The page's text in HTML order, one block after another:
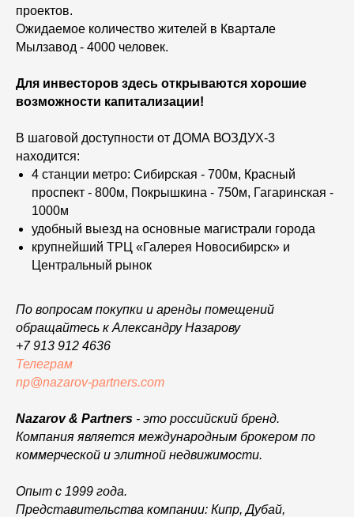
проектов.
Ожидаемое количество жителей в Квартале
Мылзавод - 4000 человек.
Для инвесторов здесь открываются хорошие
возможности капитализации!
В шаговой доступности от ДОМА ВОЗДУХ-3
находится:
4 станции метро: Сибирская - 700м, Красный
проспект - 800м, Покрышкина - 750м, Гагаринская -
1000м
удобный выезд на основные магистрали города
крупнейший ТРЦ «Галерея Новосибирск» и
Центральный рынок
По вопросам покупки и аренды помещений
обращайтесь к Александру Назарову
+7 913 912 4636
Телеграм
np@nazarov-partners.com
Nazarov & Partners - это российский бренд.
Компания является международным брокером по
коммерческой и элитной недвижимости.
Опыт с 1999 года.
Представительства компании: Кипр, Дубай,